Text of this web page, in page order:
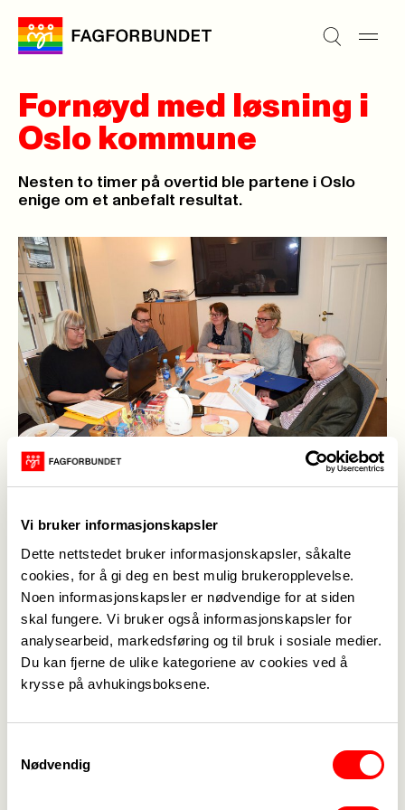
Vi bruker informasjonskapsler
Dette nettstedet bruker informasjonskapsler, såkalte
cookies, for å gi deg en best mulig brukeropplevelse.
Noen informasjonskapsler er nødvendige for at siden
skal fungere. Vi bruker også informasjonskapsler for
analysearbeid, markedsføring og til bruk i sosiale medier.
Du kan fjerne de ulike kategoriene av cookies ved å
krysse på avhukingsboksene.
Nødvendig
Fornøyd med løsning i
Oslo kommune
Nesten to timer på overtid ble partene i Oslo
enige om et anbefalt resultat.
Hovedsammenslutning tror på et resultat i løpet av kvelden.
Fra v: Anne Kathrine Ellila (Fagforbundet), Tore Kristiansen
(FO), Anne Green Nilsen (Fagforbundet), Janne Hegna (MFO)
og Ulrich Vollmerhaus (SL).(Foto: Per Flakstad, Fagbladet)
Informasjonsavdelingen,
01. mai 2016
Sist oppdatert: 03. mai 2016